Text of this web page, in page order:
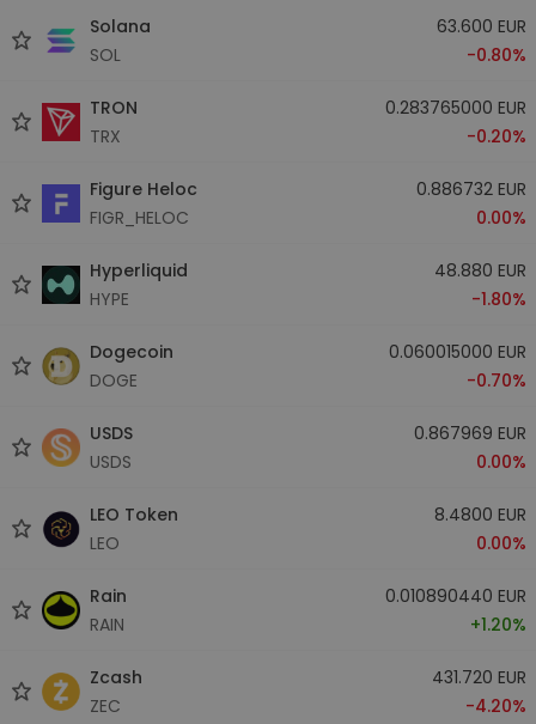
Solana
SOL
63.600 EUR
-0.80%
TRON
TRX
0.283765000 EUR
-0.20%
Figure Heloc
FIGR_HELOC
0.886732 EUR
0.00%
Hyperliquid
HYPE
48.880 EUR
-1.80%
Dogecoin
DOGE
0.060015000 EUR
-0.70%
USDS
USDS
0.867969 EUR
0.00%
LEO Token
LEO
8.4800 EUR
0.00%
Rain
RAIN
0.010890440 EUR
+1.20%
Zcash
ZEC
431.720 EUR
-4.20%